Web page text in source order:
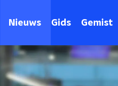
Nieuws Gids Gemist